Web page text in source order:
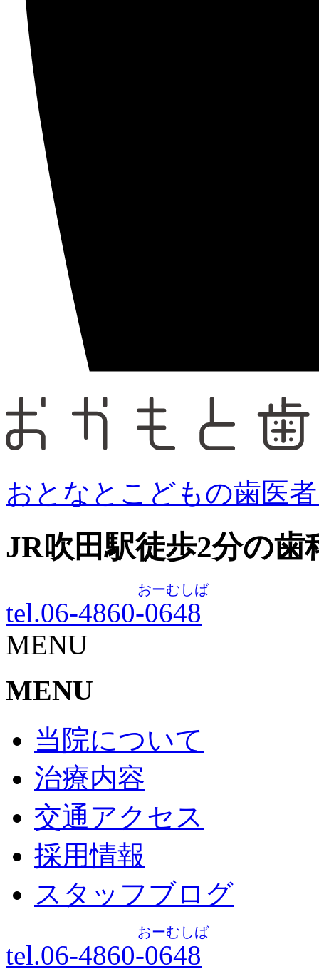
おとなとこどもの歯医
JR吹田駅徒歩2分の歯
tel.06-4860-0648
おーむしば
MENU
MENU
当院について
治療内容
交通アクセス
採用情報
スタッフブログ
tel.06-4860-0648
おーむしば